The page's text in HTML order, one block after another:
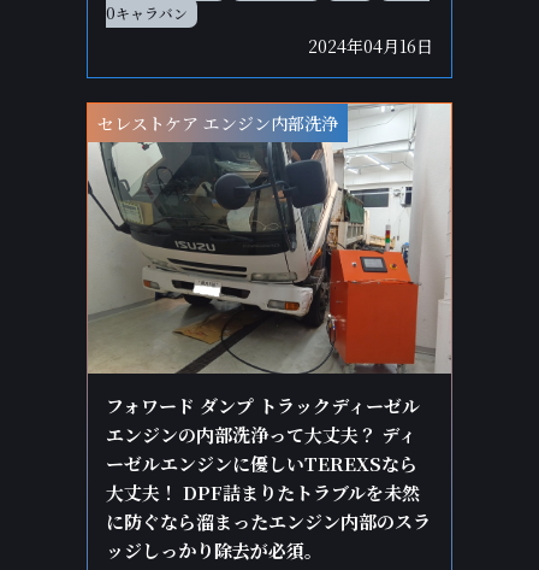
0キャラバン
2024年04月16日
セレストケア エンジン内部洗浄
フォワード ダンプ トラックディーゼル
エンジンの内部洗浄って大丈夫？ ディ
ーゼルエンジンに優しいTEREXSなら
大丈夫！ DPF詰まりたトラブルを未然
に防ぐなら溜まったエンジン内部のスラ
ッジしっかり除去が必須。